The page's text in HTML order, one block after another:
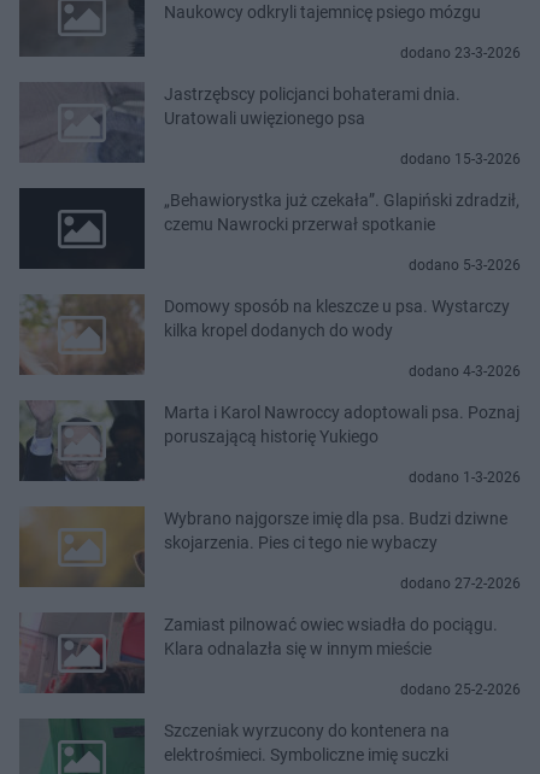
Naukowcy odkryli tajemnicę psiego mózgu
dodano 23-3-2026
Jastrzębscy policjanci bohaterami dnia.
Uratowali uwięzionego psa
dodano 15-3-2026
„Behawiorystka już czekała”. Glapiński zdradził,
czemu Nawrocki przerwał spotkanie
dodano 5-3-2026
Domowy sposób na kleszcze u psa. Wystarczy
kilka kropel dodanych do wody
dodano 4-3-2026
Marta i Karol Nawroccy adoptowali psa. Poznaj
poruszającą historię Yukiego
dodano 1-3-2026
Wybrano najgorsze imię dla psa. Budzi dziwne
skojarzenia. Pies ci tego nie wybaczy
dodano 27-2-2026
Zamiast pilnować owiec wsiadła do pociągu.
Klara odnalazła się w innym mieście
dodano 25-2-2026
Szczeniak wyrzucony do kontenera na
elektrośmieci. Symboliczne imię suczki